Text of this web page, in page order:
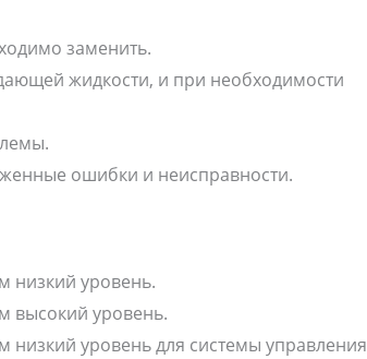
заменить.
жидкости, и при необходимости
ошибки и неисправности.
низкий уровень.
высокий уровень.
уровень для системы управления